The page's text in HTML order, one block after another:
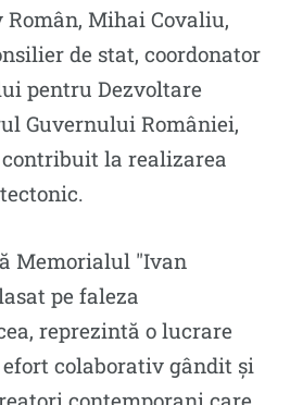
Mihai Covaliu,
de stat, coordonator
pentru Dezvoltare
Guvernului României,
la realizarea
Memorialul ″Ivan
pe faleza
reprezintă o lucrare
colaborativ gândit și